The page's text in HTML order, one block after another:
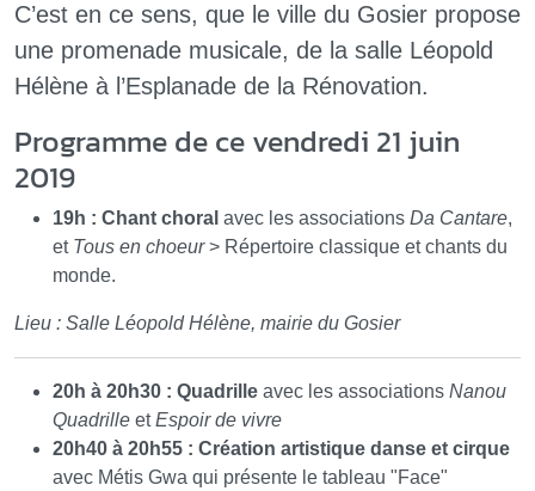
C’est en ce sens, que le ville du Gosier propose
une promenade musicale, de la salle Léopold
Hélène à l’Esplanade de la Rénovation.
Programme de ce vendredi 21 juin
2019
19h : Chant choral avec les associations Da Cantare,
et Tous en choeur> Répertoire classique et chants du
monde.
Lieu : Salle Léopold Hélène, mairie du Gosier
20h à 20h30 : Quadrille avec les associations Nanou
Quadrille etEspoir de vivre
20h40 à 20h55 : Création artistique danse et cirque
avec Métis Gwa qui présente le tableau "Face"